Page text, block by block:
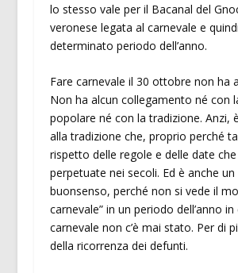
lo stesso vale per il Bacanal del
veronese legata al carnevale e
determinato periodo dell’anno.
Fare carnevale il 30 ottobre non ha
Non ha alcun collegamento né con
popolare né con la tradizione. Anzi,
alla tradizione che, proprio perché
rispetto delle regole e delle date
perpetuate nei secoli. Ed è anche
buonsenso, perché non si vede il
carnevale” in un periodo dell’anno in
carnevale non c’è mai stato. Per di
della ricorrenza dei defunti.